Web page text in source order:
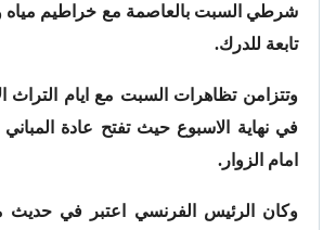
شرطي السبت بالعاصمة مع خراطيم
تابعة للدرك.
وتتزامن تظاهرات السبت مع ايام التراث
في نهاية الاسبوع حيث تفتح عادة المباني
امام الزوار.
وكان الرئيس الفرنسي اعتبر في حديث